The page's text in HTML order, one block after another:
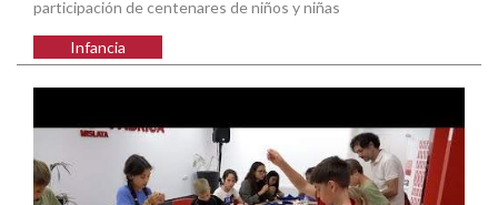
participación de centenares de niños y niñas
Infancia